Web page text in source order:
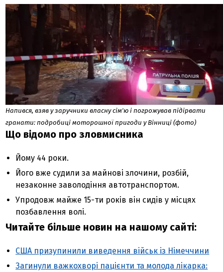
Напився, взяв у заручники власну сім'ю і погрожував підірвати
гранати: подробиці моторошної пригоди у Вінниці (фото)
Що відомо про зловмисника
Йому 44 роки.
Його вже судили за майнові злочини, розбій,
незаконне заволодіння автотранспортом.
Упродовж майже 15-ти років він сидів у місцях
позбавлення волі.
Читайте більше новин на нашому сайті:
США призупинили виведення військ із Німеччини
Загинули важкохворі пацієнти та молода лікарка: